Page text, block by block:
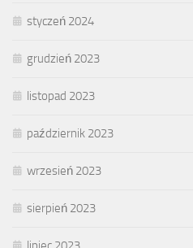
styczeń 2024
grudzień 2023
listopad 2023
październik 2023
wrzesień 2023
sierpień 2023